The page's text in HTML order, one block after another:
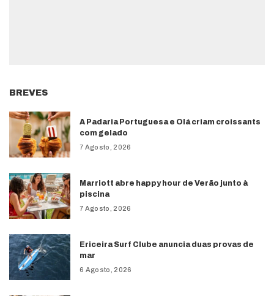
BREVES
A Padaria Portuguesa e Olá criam croissants
com gelado
7 Agosto, 2026
Marriott abre happy hour de Verão junto à
piscina
7 Agosto, 2026
Ericeira Surf Clube anuncia duas provas de
mar
6 Agosto, 2026